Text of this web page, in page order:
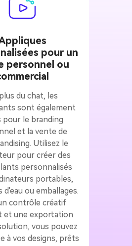
pour un
personnel ou
du chat, les
sont également
pour le branding
et la vente de
Utilisez le
pour créer des
personnalisés
portables,
d'eau ou emballages.
contrôle créatif
et une exportation
vous pouvez
à vos designs, prêts